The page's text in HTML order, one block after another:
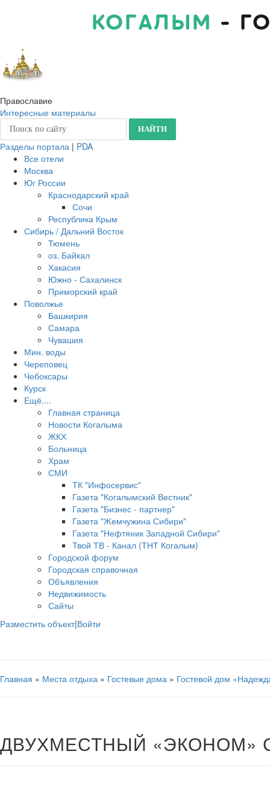
КОГАЛЫМ -
Православие
Интересные материалы
Разделы портала | PDA
Все отели
Москва
Юг России
Краснодарский край
Сочи
Республика Крым
Сибирь / Дальний Восток
Тюмень
оз. Байкал
Хакасия
Южно - Сахалинск
Приморский край
Поволжье
Башкирия
Самара
Чувашия
Мин. воды
Череповец
Чебоксары
Курск
Ещё....
Главная страница
Новости Когалыма
ЖКХ
Больница
Храм
СМИ
ТК "Инфосервис"
Газета "Когалымский Вестник"
Газета "Бизнес - партнер"
Газета "Жемчужина Сибири"
Газета "Нефтяник Западной Сибири"
Твой ТВ - Канал (ТНТ Когалым)
Городской форум
Городская справочная
Объявления
Недвижимость
Сайты
Разместить объект|Войти
Главная » Места отдыха » Гостевые дома » Гостевой дом
ДВУХМЕСТНЫЙ «ЭКОНОМ»